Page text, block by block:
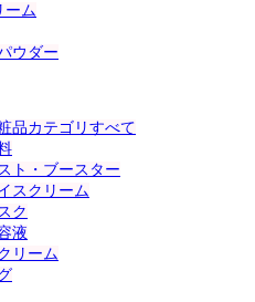
ーム
ウダー
品カテゴリすべて
ト・ブースター
スクリーム
ク
液
リーム